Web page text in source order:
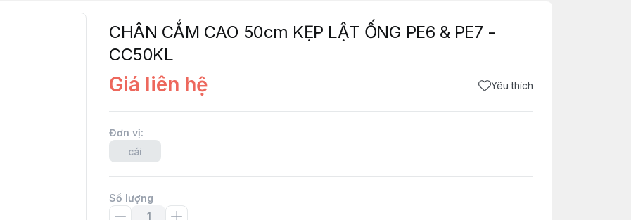
CHÂN CẮM CAO 50cm KẸP LẬT ỐNG PE6 & PE7 -
CC50KL
Giá liên hệ Yêu thích
Đơn vị:
cái
Số lượng